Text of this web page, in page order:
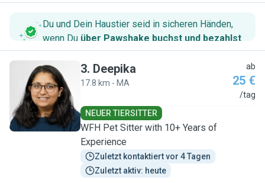
Du und Dein Haustier seid in sicheren Händen,
wenn Du über Pawshake buchst und bezahlst.
D
3. Deepika
17.8 km - MA
ab
25 €
/tag
NEUER TIERSITTER
WFH Pet Sitter with 10+ Years of
Experience
Zuletzt kontaktiert vor 4 Tagen
Zuletzt aktiv: heute